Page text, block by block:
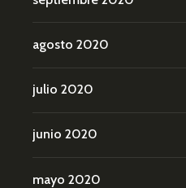
agosto 2020
julio 2020
junio 2020
mayo 2020